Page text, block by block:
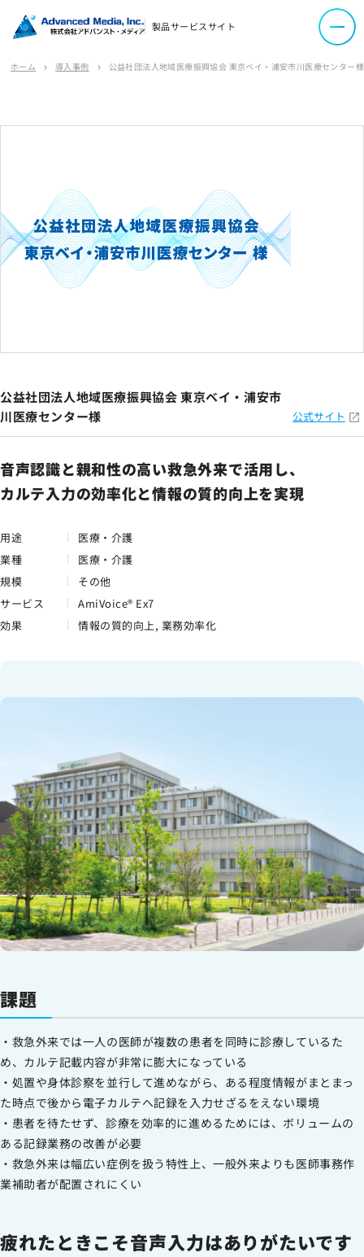
プライバシーポリシー
メールマガジン
製品サービスサイト
ホーム chevron_right 導入事例 chevron_right 公益社団法人地域医療振興協会 東京ベイ・浦安市川医療センター様
公益社団法人地域医療振興協会 東京ベイ・浦安市
川医療センター様
公式サイト
音声認識と親和性の高い救急外来で活用し、
カルテ入力の効率化と情報の質的向上を実現
用途
医療・介護
業種
医療・介護
規模
その他
サービス
AmiVoice® Ex7
効果
情報の質的向上, 業務効率化
課題
・救急外来では一人の医師が複数の患者を同時に診療しているた
め、カルテ記載内容が非常に膨大になっている
・処置や身体診察を並行して進めながら、ある程度情報がまとまっ
た時点で後から電子カルテへ記録を入力せざるをえない環境
・患者を待たせず、診療を効率的に進めるためには、ボリュームの
ある記録業務の改善が必要
・救急外来は幅広い症例を扱う特性上、一般外来よりも医師事務作
業補助者が配置されにくい
疲れたときこそ音声入力はありがたいです